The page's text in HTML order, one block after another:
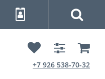
+7 926 538-70-32